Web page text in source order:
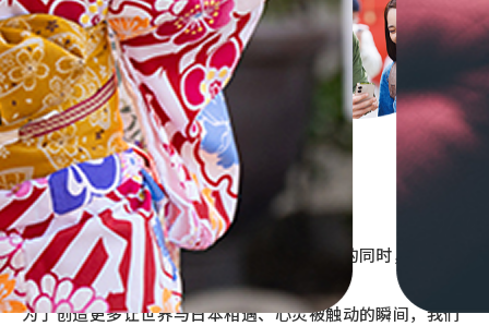
日本拥有跨越时光传承下来的美丽文化。
细腻、和谐，以及体贴入微的心。
我们希望在守护和发展这些值得自豪的文化的同时，
承至未来，并让更多人了解。
为了创造更多让世界与日本相遇、心灵被触动的瞬间，我们